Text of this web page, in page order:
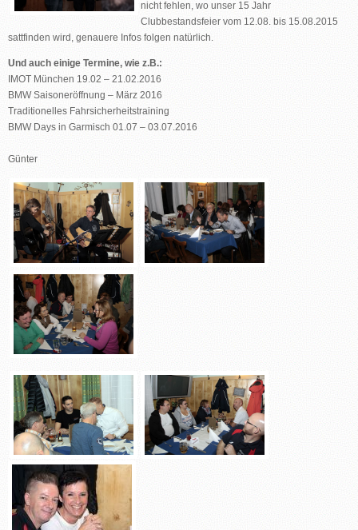
nicht fehlen, wo unser 15 Jahr
Clubbestandsfeier vom 12.08. bis 15.08.2015
sattfinden wird, genauere Infos folgen natürlich.
Und auch einige Termine, wie z.B.:
IMOT München 19.02 – 21.02.2016
BMW Saisoneröffnung – März 2016
Traditionelles Fahrsicherheitstraining
BMW Days in Garmisch 01.07 – 03.07.2016
Günter